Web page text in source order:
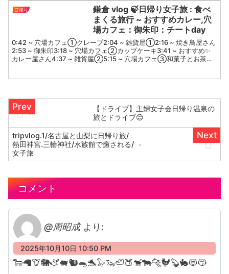
川県足柄下郡箱根町湯本６９６②...
日帰り
鎌倉 vlog 🍃日帰り女子旅 : 食べ
まくる旅行 ~ おすすめカレー,穴
場カフェ：御朱印：チートday
0:42 ~ 穴場カフェ①クレープ2:04 ~ 雑貨屋①2:16 ~ 焼き鳥屋さん
2:53 ~ 御朱印3:18 ~ 穴場カフェ②カップケーキ3:41 ~ おすすめ✨
カレー屋さん4:37 ~ 雑貨屋②5:15 ~ 穴場カフェ③和菓子とお茶の
【ドライブ】主婦女子会日帰り温泉の
旅とドライブ😊
tripvlog.1/名古屋と山梨に日帰り旅/
熱田神宮.三輪神社/水族館で癒される/
女子旅
コメント
@周昭成 より:
2025年10月10日 10:50 PM
🐑🦙🦒🐘🫏🐖🐿️🐀🐬🦭🦦🦥🍑🐒🐄🐆🐓🦫🐇😻😽